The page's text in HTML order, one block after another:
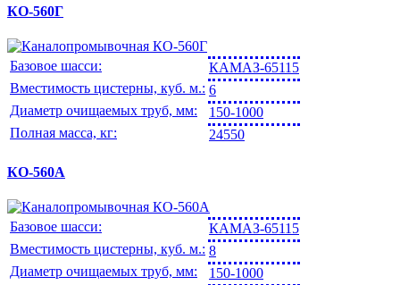
КО-560Г
Базовое шасси:
КАМАЗ-65115
Вместимость цистерны, куб. м.: 6
Диаметр очищаемых труб, мм:
150-1000
Полная масса, кг:
24550
КО-560А
Базовое шасси:
КАМАЗ-65115
Вместимость цистерны, куб. м.: 8
Диаметр очищаемых труб, мм:
150-1000